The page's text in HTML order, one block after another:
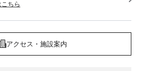
ちら
アクセス・施設案内